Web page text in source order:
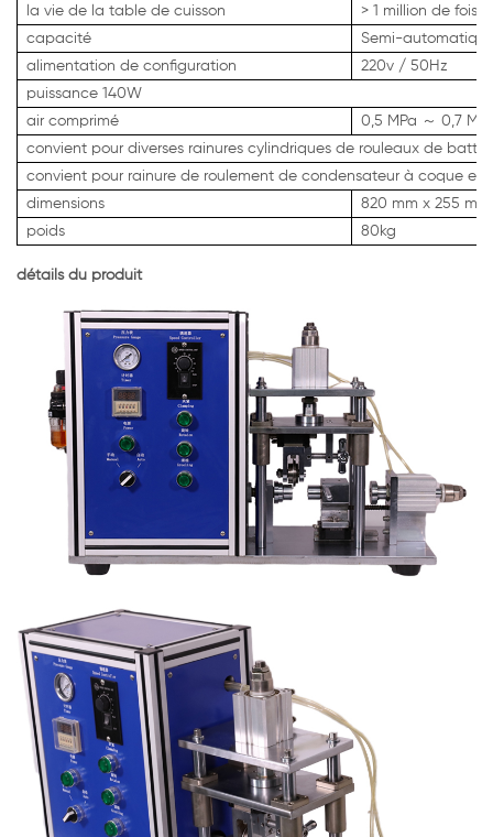
la vie de la table de cuisson
> 1 million de fois
capacité
Semi-
alimentation de configuration
220v / 50Hz
puissance 140W
air comprimé
0,5 MPa ～ 0,7
convient pour diverses rainures cylindriques de rouleaux de
convient pour rainure de roulement de condensateur à coque en
dimensions
820 mm x 255
poids
80kg
détails du produit